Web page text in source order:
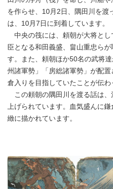
を作らせ、10月2日、隅田川を渡
は、10月7日に到着しています。
中央の筏には、頼朝が大将とし
臣となる和田義盛、畠山重忠ら
す。また、頼朝ほか50名の武将
州諸軍勢」「房総諸軍勢」が配
倉入りを目指していたことが伝わ
この頼朝の隅田川を渡る話は、
上げられています。血気盛んに
緻に描かれています。